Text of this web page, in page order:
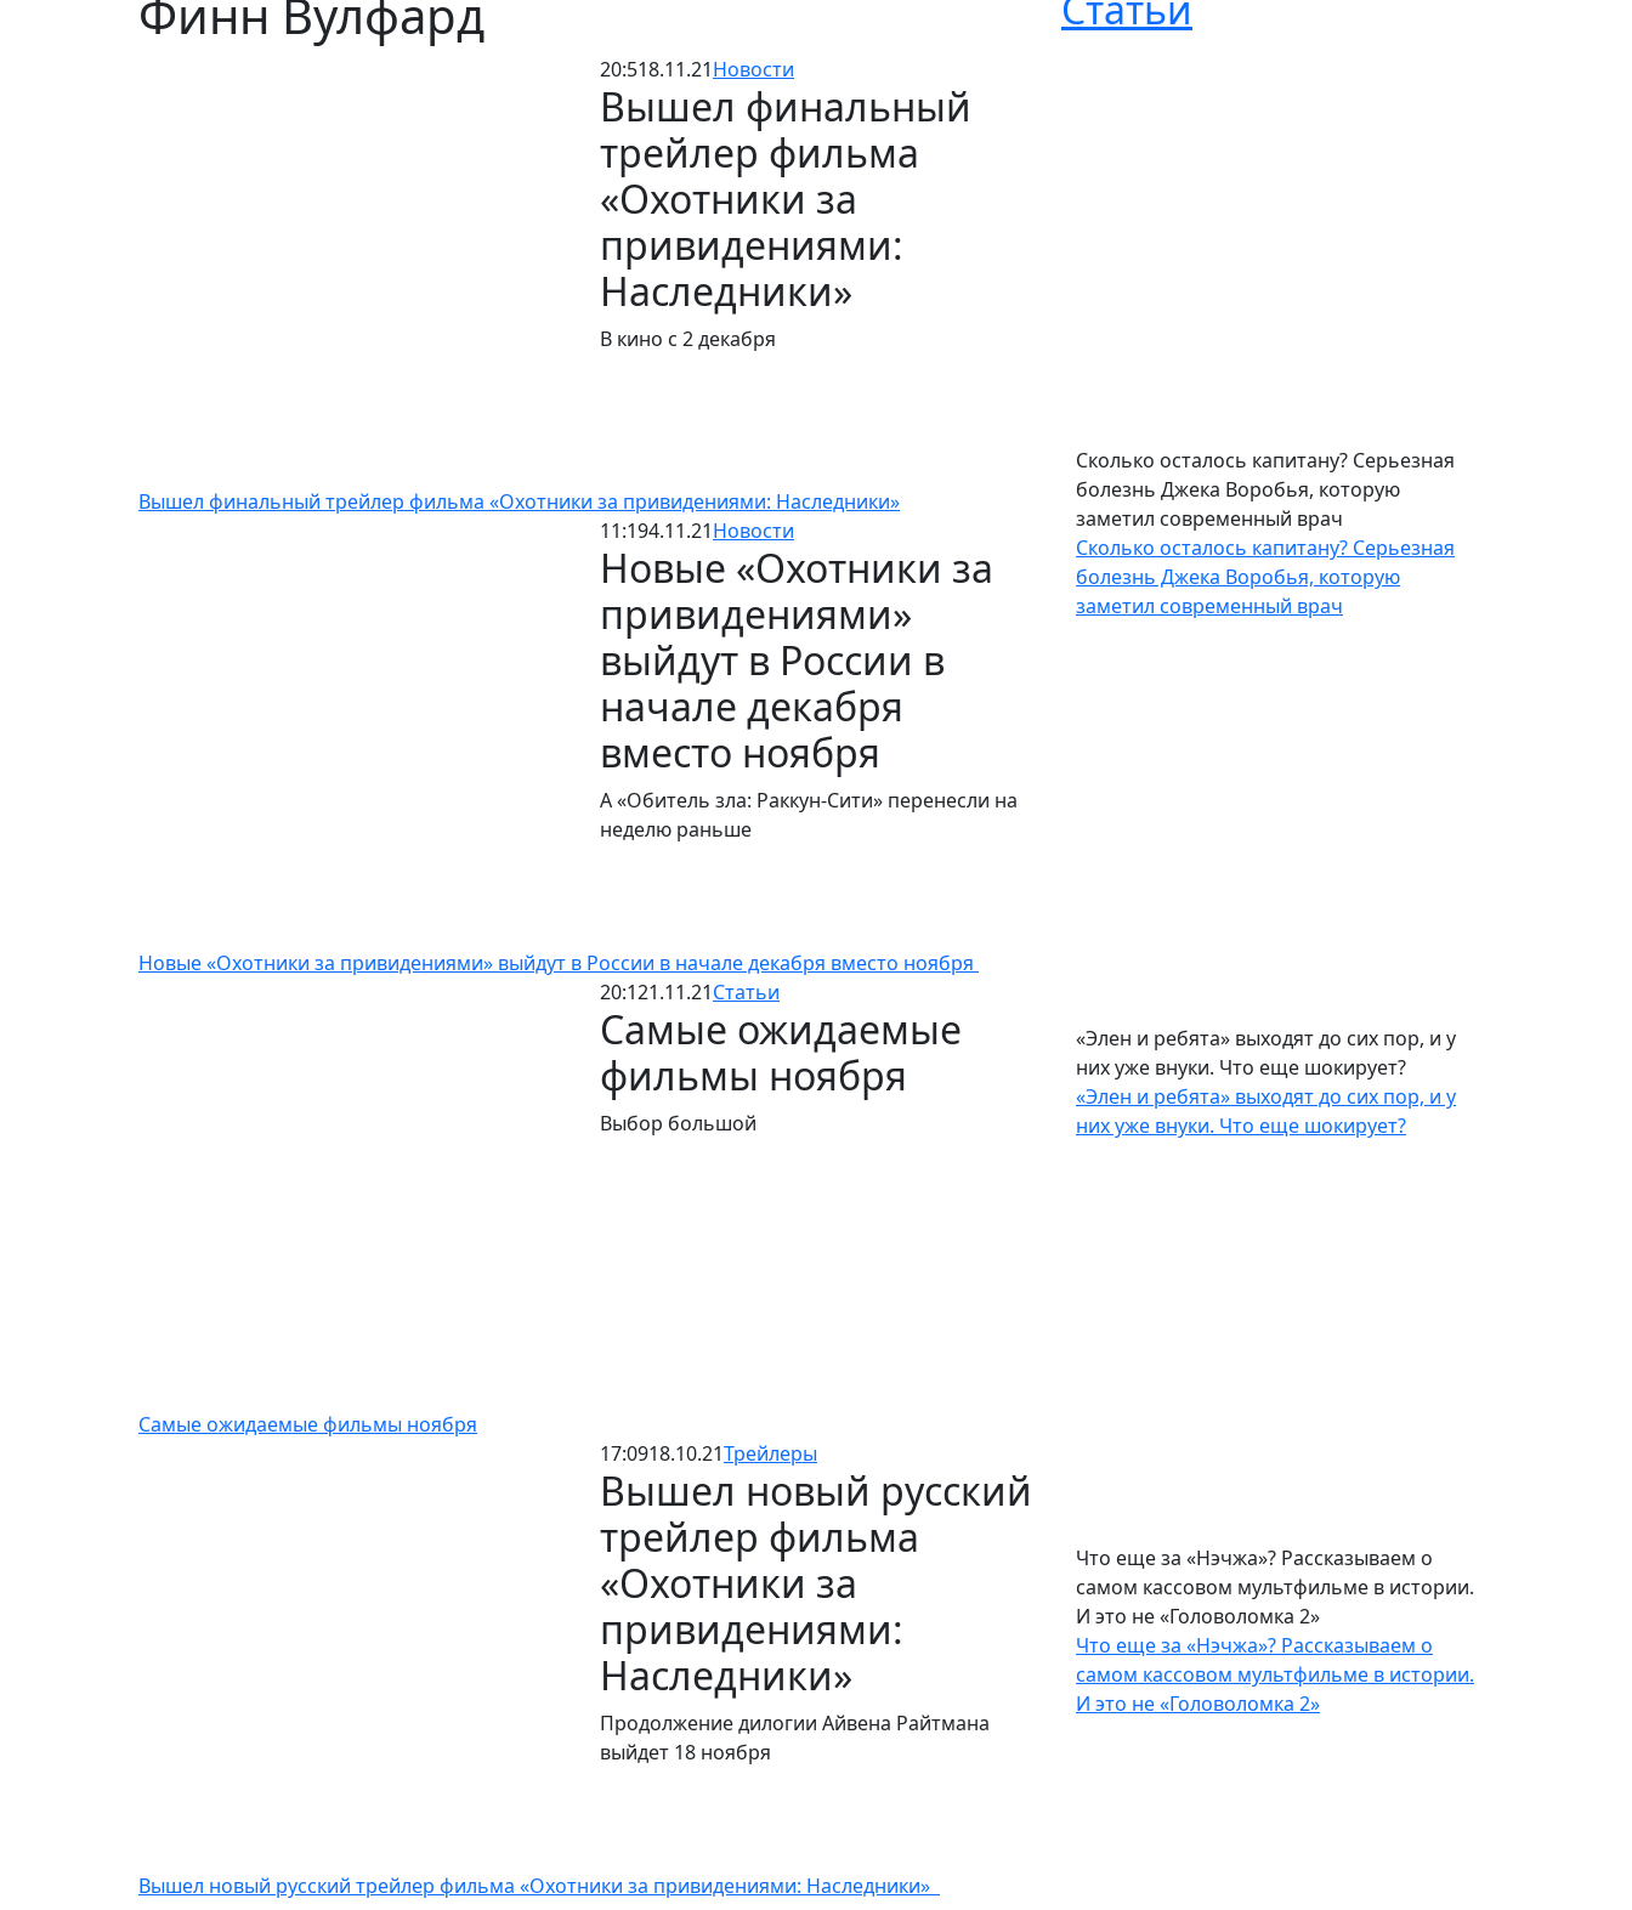
Финн Вулфард
20:518.11.21Новости
Вышел финальный
трейлер фильма
«Охотники за
привидениями:
Наследники»
В кино с 2 декабря
Вышел финальный трейлер фильма «Охотники за привидениями: Наследники»
11:194.11.21Новости
Новые «Охотники за
привидениями»
выйдут в России в
начале декабря
вместо ноября
А «Обитель зла: Раккун-Сити» перенесли на
неделю раньше
Новые «Охотники за привидениями» выйдут в России в начале декабря вместо ноября
20:121.11.21Статьи
Самые ожидаемые
фильмы ноября
Выбор большой
Самые ожидаемые фильмы ноября
17:0918.10.21Трейлеры
Вышел новый русский
трейлер фильма
«Охотники за
привидениями:
Наследники»
Продолжение дилогии Айвена Райтмана
выйдет 18 ноября
Вышел новый русский трейлер фильма «Охотники за привидениями: Наследники»
Сколько осталось капитану? Серьезная
болезнь Джека Воробья, которую
заметил современный врач
Сколько осталось капитану? Серьезная
болезнь Джека Воробья, которую
заметил современный врач
«Элен и ребята» выходят до сих пор, и у
них уже внуки. Что еще шокирует?
«Элен и ребята» выходят до сих пор, и у
них уже внуки. Что еще шокирует?
Что еще за «Нэчжа»? Рассказываем о
самом кассовом мультфильме в истории.
И это не «Головоломка 2»
Что еще за «Нэчжа»? Рассказываем о
самом кассовом мультфильме в истории.
И это не «Головоломка 2»